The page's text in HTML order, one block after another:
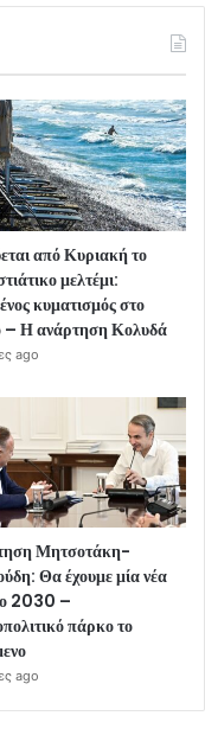
από Κυριακή το
μελτέμι:
κυματισμός στο
– Η ανάρτηση Κολυδά
ago
Μητσοτάκη-
Θα έχουμε μία νέα
2030 –
πάρκο το
ago